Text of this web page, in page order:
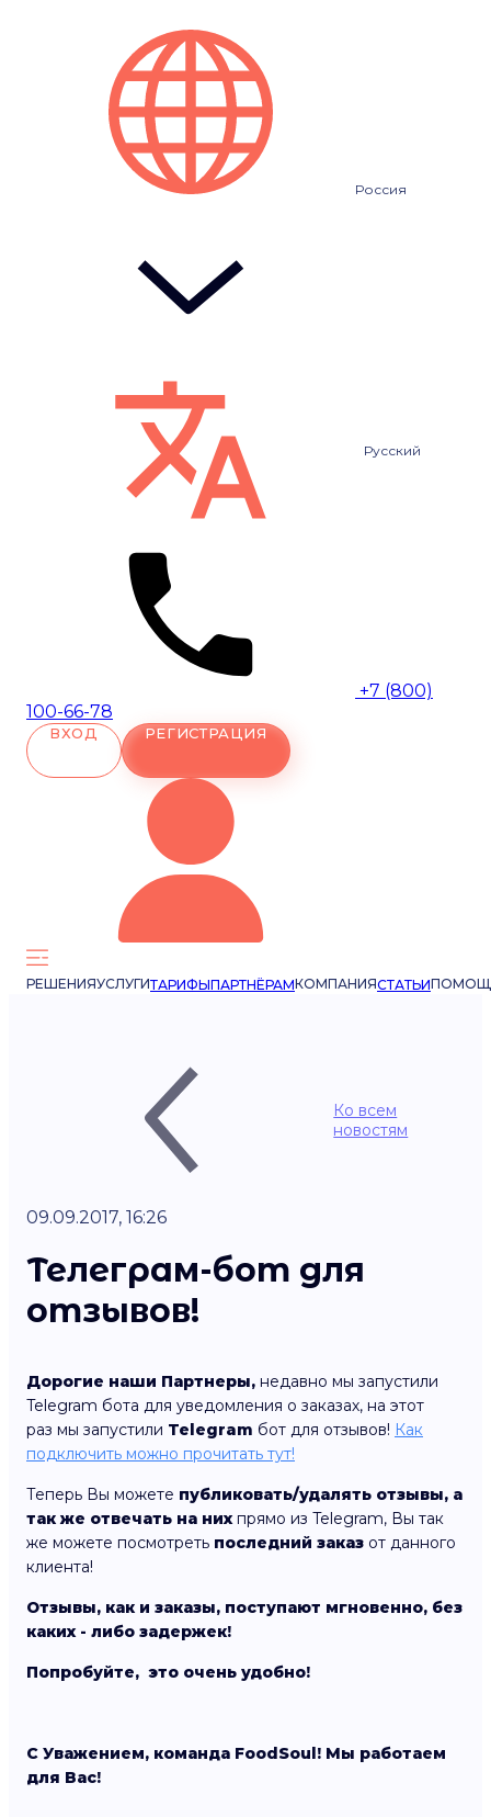
Россия
Русский
+7 (800)
100-66-78
ВХОД РЕГИСТРАЦИЯ
РЕШЕНИЯУСЛУГИТАРИФЫПАРТНЁРАМКОМПАНИЯСТАТЬИ
Ко всем
новостям
09.09.2017, 16:26
Телеграм-бот для
отзывов!
Дорогие наши Партнеры, недавно мы запустили
Telegram бота для уведомления о заказах, на этот
раз мы запустили Telegram бот для отзывов! Как
подключить можно прочитать тут!
Теперь Вы можете публиковать/удалять отзывы, а
так же отвечать на нихпрямо из Telegram, Вы так
же можете посмотреть последний заказ от данного
клиента!
Отзывы, как и заказы, поступают мгновенно, без
каких - либо задержек!
Попробуйте, это очень удобно!
С Уважением, команда FoodSoul! Мы работаем
для Вас!